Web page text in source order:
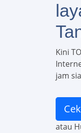
Kini
jam
atau